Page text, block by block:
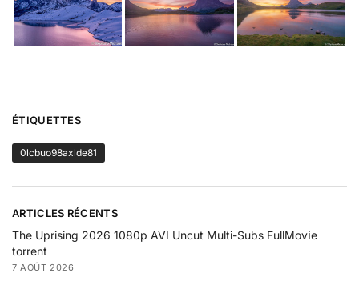
ÉTIQUETTES
0lcbuo98axlde81
ARTICLES RÉCENTS
The Uprising 2026 1080p AVI Uncut Multi-Subs FullMov𝗂e
torrent
7 AOÛT 2026